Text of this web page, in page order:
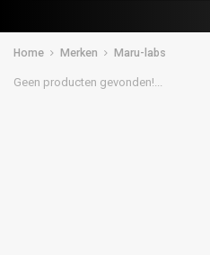
Home Merken Maru-labs
Geen producten gevonden!...